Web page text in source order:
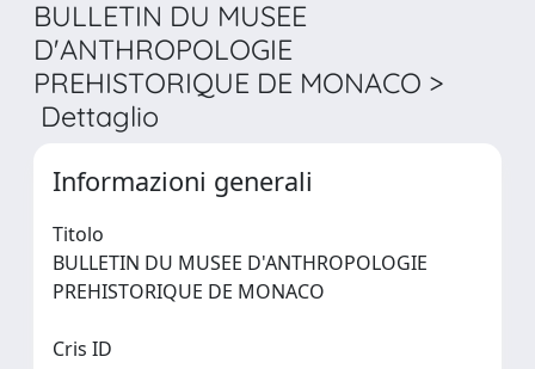
BULLETIN DU MUSEE
D'ANTHROPOLOGIE
PREHISTORIQUE DE MONACO >
Dettaglio
Informazioni generali
Titolo
BULLETIN DU MUSEE D'ANTHROPOLOGIE
Cris ID